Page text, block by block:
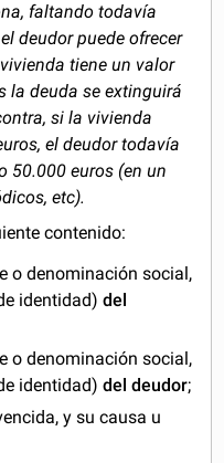
faltando todavía
deudor puede ofrecer
tiene un valor
la deuda se extinguirá
si la vivienda
el deudor todavía
50.000 euros (en un
etc).
contenido:
o denominación social,
identidad)del
o denominación social,
identidad)del deudor;
y su causa u